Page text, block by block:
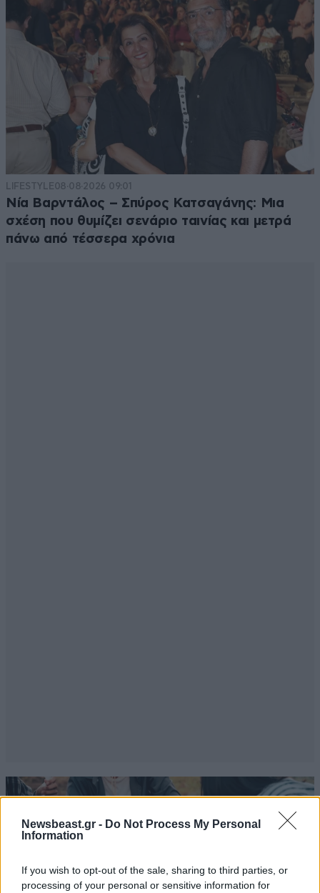
Newsbeast.gr - Do Not Process My Personal
Information
If you wish to opt-out of the sale, sharing to third parties, or
processing of your personal or sensitive information for
LIFESTYLE08·08·2026 09:01
Νία Βαρντάλος – Σπύρος Κατσαγάνης: Μια
σχέση που θυμίζει σενάριο ταινίας και μετρά
πάνω από τέσσερα χρόνια